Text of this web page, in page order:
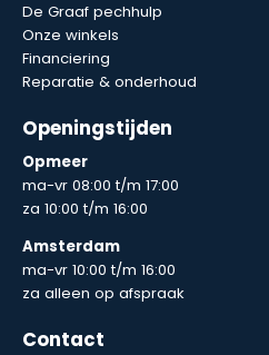
De Graaf pechhulp
Onze winkels
Financiering
Reparatie & onderhoud
Openingstijden
Opmeer
ma-vr 08:00 t/m 17:00
za 10:00 t/m 16:00
Amsterdam
ma-vr 10:00 t/m 16:00
za alleen op afspraak
Contact